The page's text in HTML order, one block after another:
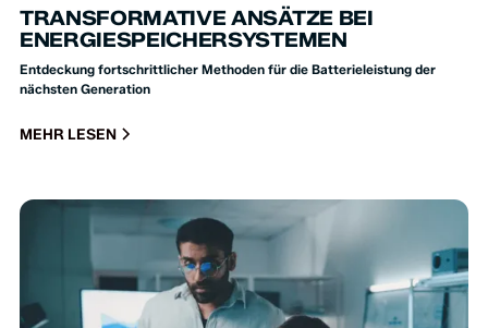
TRANSFORMATIVE ANSÄTZE BEI
ENERGIESPEICHERSYSTEMEN
Entdeckung fortschrittlicher Methoden für die Batterieleistung der
nächsten Generation
MEHR LESEN